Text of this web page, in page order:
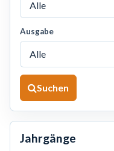
Ausgabe
Suchen
Jahrgänge